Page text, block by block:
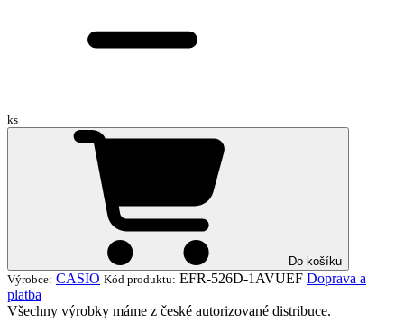
ks
Do košíku
Výrobce: CASIO Kód produktu: EFR-526D-1AVUEF Doprava a
platba
Všechny výrobky máme z české autorizované distribuce.